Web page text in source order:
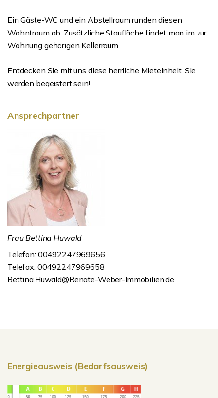
Ein Gäste-WC und ein Abstellraum runden diesen
Wohntraum ab. Zusätzliche Staufläche findet man im zur
Wohnung gehörigen Kellerraum.
Entdecken Sie mit uns diese herrliche Mieteinheit, Sie
werden begeistert sein!
Ansprechpartner
Frau Bettina Huwald
Telefon: 00492247969656
Telefax: 00492247969658
Bettina.Huwald@Renate-Weber-Immobilien.de
Energieausweis (Bedarfsausweis)